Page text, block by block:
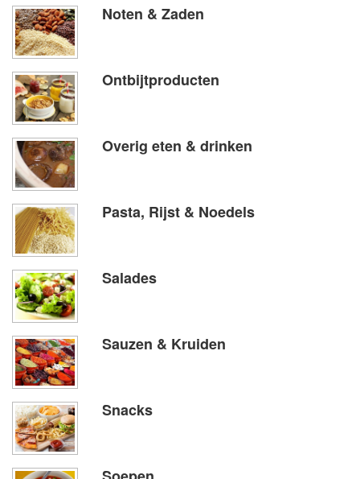
Noten & Zaden
Ontbijtproducten
Overig eten & drinken
Pasta, Rijst & Noedels
Salades
Sauzen & Kruiden
Snacks